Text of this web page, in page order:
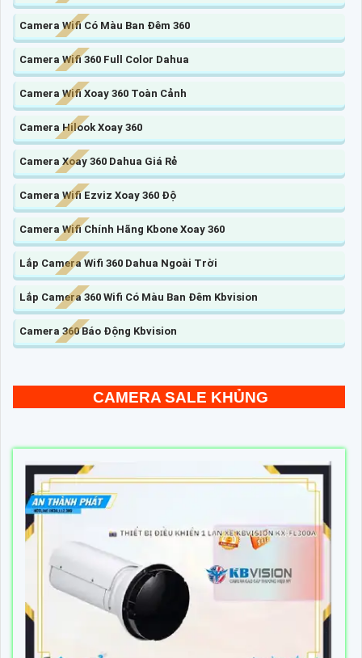
Camera Wifi Có Màu Ban Đêm 360
Camera Wifi 360 Full Color Dahua
Camera Wifi Xoay 360 Toàn Cảnh
Camera Hilook Xoay 360
Camera Xoay 360 Dahua Giá Rẻ
Camera Wifi Ezviz Xoay 360 Độ
Camera Wifi Chính Hãng Kbone Xoay 360
Lắp Camera Wifi 360 Dahua Ngoài Trời
Lắp Camera 360 Wifi Có Màu Ban Đêm Kbvision
Camera 360 Báo Động Kbvision
CAMERA SALE KHỦNG